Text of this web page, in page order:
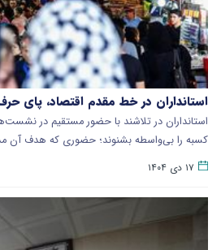
استانداران در خط مقدم اقتصاد، پای
استانداران در تلاشند با حضور مستقیم در
کسبه را بی‌واسطه بشنوند؛ حضوری که هدف آن
۱۷ دی ۱۴۰۴